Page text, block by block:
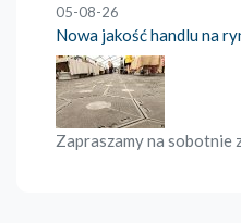
05-08-26
Nowa jakość handlu na
Zapraszamy na sobotnie